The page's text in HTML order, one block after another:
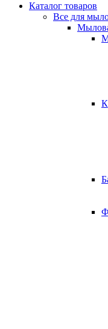
Каталог товаров
Все для